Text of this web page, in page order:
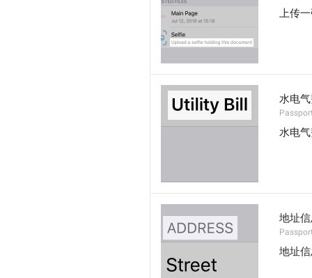
上传
水电
水电
地址
地址